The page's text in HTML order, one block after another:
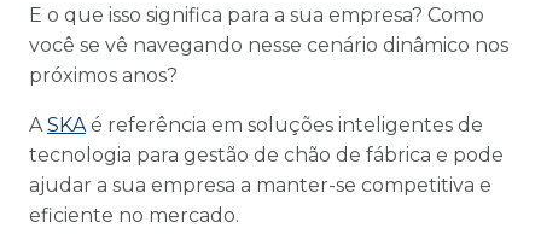
E o que isso significa para a sua empresa? Como
você se vê navegando nesse cenário dinâmico nos
próximos anos?
ASKAé referência em soluções inteligentes de
tecnologia para gestão de chão de fábrica e pode
ajudar a sua empresa a manter-se competitiva e
eficiente no mercado.